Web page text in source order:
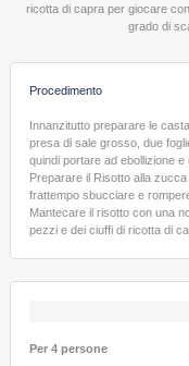
ricotta di capra per giocare
grado di
Procedimento
Innanzitutto preparare le
presa di sale grosso, due
quindi portare ad ebollizione
Preparare il Risotto alla
frattempo sbucciare e
Mantecare il risotto con una
pezzi e dei ciuffi di ricotta di
Per 4 persone